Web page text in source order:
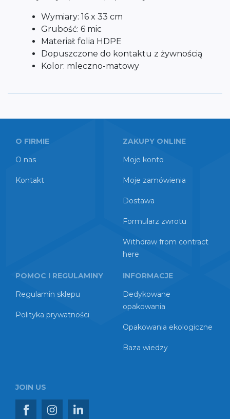
Wymiary: 16 x 33 cm
Grubość: 6 mic
Materiał: folia HDPE
Dopuszczone do kontaktu z żywnością
Kolor: mleczno-matowy
O FIRMIE
O nas
Kontakt
ZAKUPY ONLINE
Moje konto
Moje zamówienia
Dostawa
Formularz zwrotu
Withdraw from contract
here
POMOC I REGULAMINY
Regulamin sklepu
Polityka prywatności
INFORMACJE
Dedykowane
opakowania
Opakowania ekologiczne
Baza wiedzy
JOIN US